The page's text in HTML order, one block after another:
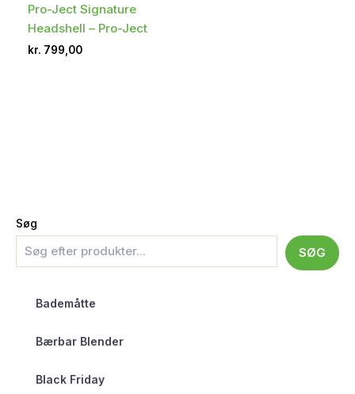
Søg
SØG
Bademåtte
Bærbar Blender
Black Friday
Pro-Ject Signature
Headshell – Pro-Ject
kr. 799,00